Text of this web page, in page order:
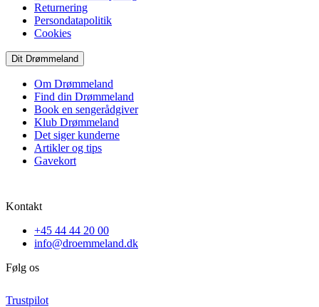
Returnering
Persondatapolitik
Cookies
Dit Drømmeland
Om Drømmeland
Find din Drømmeland
Book en sengerådgiver
Klub Drømmeland
Det siger kunderne
Artikler og tips
Gavekort
Kontakt
+45 44 44 20 00
info@droemmeland.dk
Følg os
Trustpilot